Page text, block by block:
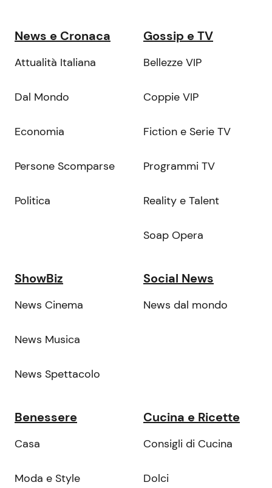
News e Cronaca
Attualità Italiana
Dal Mondo
Economia
Persone Scomparse
Politica
Gossip e TV
Bellezze VIP
Coppie VIP
Fiction e Serie TV
Programmi TV
Reality e Talent
Soap Opera
ShowBiz
News Cinema
News Musica
News Spettacolo
Social News
News dal mondo
Benessere
Casa
Moda e Style
Cucina e Ricette
Consigli di Cucina
Dolci